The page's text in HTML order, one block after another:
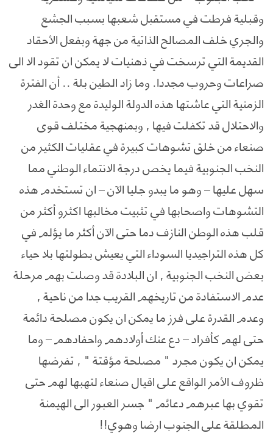
وقبلية فرطت في مستقبل شعبها بسبب الجشع
والجري خلف المصالح الذاتية من جهة وبفعل الأحقاد
القديمة التي ترسخت في ذهنيات لا يمكن ان تقود الا الى
صراعات وحروب مجددا. وما زاد الطين بلة .. أن الفترة
الزمنية التي عاشتها هذه الدولة الوليدة مع وحدة الغدر
والاحتلال قد تكفلت فيها , وبمنهجية مختلف قوى
صنعاء من خلق تشوهات كبيرة في عقليات الكثير من
النخب الجنوبية فيما يخص درجة الانتماء الوطني مما
سهل عليها – وهو ما يبدو جليا الآن – ان تستخدم هذه
التشوهات واصحابها في تثبيت مخالبها اكثرو أكثر من
قلب هذه الوطن النازف دما حتى الآن أكثر ما يؤلم في
كل هذه التراجيديا السوداء التي يعيش بطولتها بلا حياء
بعض النخب الجنوبية , ان البلادة قد وصلت بهم مرحلة
عدم الاستفادة من تاريخهم القريب جدا من ناحية ,
وعدم القدرة على فرز ما يمكن ان يكون مصلحة دائمة
حتى لهم كأفراد – دع عنك أولادهم واحفادهم – وما
يمكن ان يكون مجرد " مصلحة مؤقتة " , تفرضها
ظروف الأمر الواقع على اقيال صنعاء لتهبها لهم حتى
تقوي بها عبرهم دعائم " جسر العبور الى الهيمنة
المطلقة على الجنوب ارضا وهوي!!